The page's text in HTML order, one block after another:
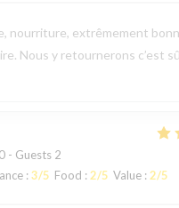
nourriture, extrêmement
Nous y retournerons c’est
- Guests 2
: 3/5 Food : 2/5 Value : 2/5